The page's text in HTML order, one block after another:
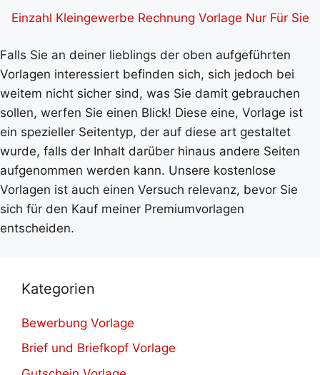
Einzahl Kleingewerbe Rechnung Vorlage Nur Für Sie
Falls Sie an deiner lieblings der oben aufgeführten
Vorlagen interessiert befinden sich, sich jedoch bei
weitem nicht sicher sind, was Sie damit gebrauchen
sollen, werfen Sie einen Blick! Diese eine, Vorlage ist
ein spezieller Seitentyp, der auf diese art gestaltet
wurde, falls der Inhalt darüber hinaus andere Seiten
aufgenommen werden kann. Unsere kostenlose
Vorlagen ist auch einen Versuch relevanz, bevor Sie
sich für den Kauf meiner Premiumvorlagen
entscheiden.
Kategorien
Bewerbung Vorlage
Brief und Briefkopf Vorlage